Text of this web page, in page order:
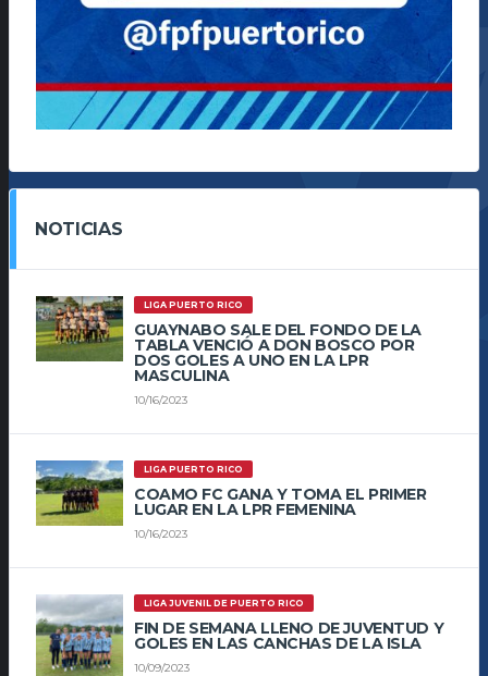
NOTICIAS
LIGA PUERTO RICO
GUAYNABO SALE DEL FONDO DE LA
TABLA VENCIÓ A DON BOSCO POR
DOS GOLES A UNO EN LA LPR
MASCULINA
10/16/2023
LIGA PUERTO RICO
COAMO FC GANA Y TOMA EL PRIMER
LUGAR EN LA LPR FEMENINA
10/16/2023
LIGA JUVENIL DE PUERTO RICO
FIN DE SEMANA LLENO DE JUVENTUD Y
GOLES EN LAS CANCHAS DE LA ISLA
10/09/2023